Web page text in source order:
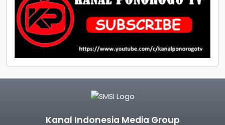
Kanal Indonesia Media Group